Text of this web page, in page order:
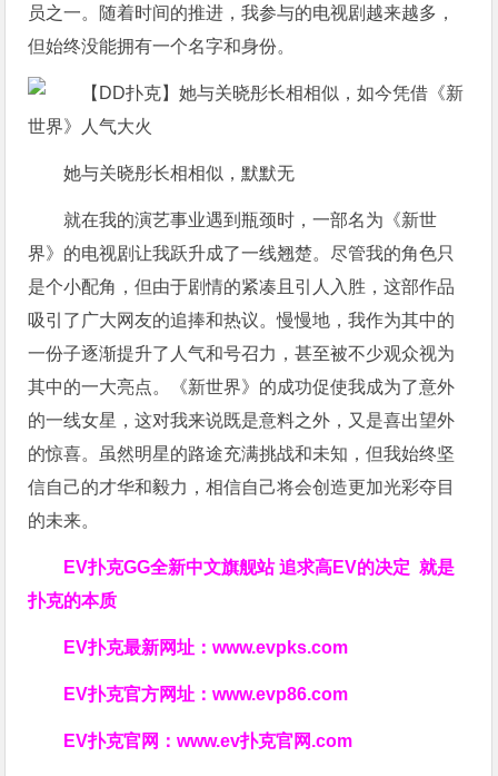
员之一。随着时间的推进，我参与的电视剧越来越多，
但始终没能拥有一个名字和身份。
她与关晓彤长相相似，默默无
就在我的演艺事业遇到瓶颈时，一部名为《新世
界》的电视剧让我跃升成了一线翘楚。尽管我的角色只
是个小配角，但由于剧情的紧凑且引人入胜，这部作品
吸引了广大网友的追捧和热议。慢慢地，我作为其中的
一份子逐渐提升了人气和号召力，甚至被不少观众视为
其中的一大亮点。《新世界》的成功促使我成为了意外
的一线女星，这对我来说既是意料之外，又是喜出望外
的惊喜。虽然明星的路途充满挑战和未知，但我始终坚
信自己的才华和毅力，相信自己将会创造更加光彩夺目
的未来。
EV扑克GG全新中文旗舰站追求高EV的决定就是
扑克的本质
EV扑克最新网址：www.evpks.com
EV扑克官方网址：www.evp86.com
EV扑克官网：www.ev扑克官网.com